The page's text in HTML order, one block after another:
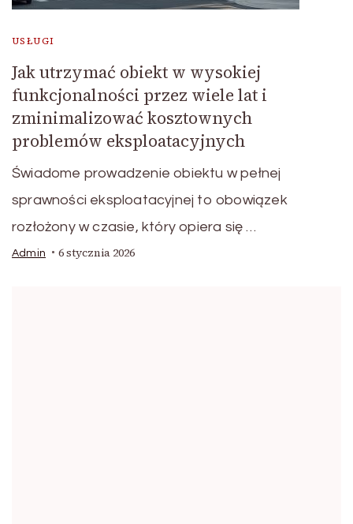
USŁUGI
Jak utrzymać obiekt w wysokiej
funkcjonalności przez wiele lat i
zminimalizować kosztownych
problemów eksploatacyjnych
Świadome prowadzenie obiektu w pełnej
sprawności eksploatacyjnej to obowiązek
rozłożony w czasie, który opiera się …
Admin 6 stycznia 2026